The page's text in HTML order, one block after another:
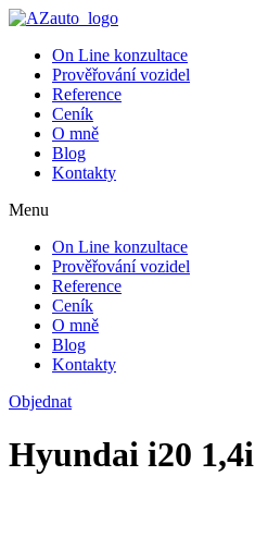
On Line konzultace
Prověřování vozidel
Reference
Ceník
O mně
Blog
Kontakty
Menu
On Line konzultace
Prověřování vozidel
Reference
Ceník
O mně
Blog
Kontakty
Objednat
Hyundai i20 1,4i